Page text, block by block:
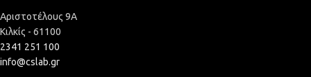
Αριστοτέλους 9Α
Κιλκίς - 61100
2341 251 100
info@cslab.gr